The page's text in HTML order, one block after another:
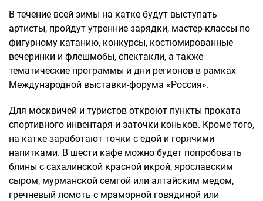
В течение всей зимы на катке будут выступать
артисты, пройдут утренние зарядки, мастер-классы по
фигурному катанию, конкурсы, костюмированные
вечеринки и флешмобы, спектакли, а также
тематические программы и дни регионов в рамках
Международной выставки-форума «Россия».
Для москвичей и туристов откроют пункты проката
спортивного инвентаря и заточки коньков. Кроме того,
на катке заработают точки с едой и горячими
напитками. В шести кафе можно будет попробовать
блины с сахалинской красной икрой, ярославским
сыром, мурманской семгой или алтайским медом,
гречневый ломоть с мраморной говядиной или